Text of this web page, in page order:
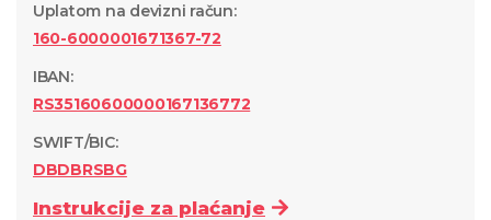
Uplatom na devizni račun:
160-6000001671367-72
IBAN:
RS35160600000167136772
SWIFT/BIC:
DBDBRSBG
Instrukcije za plaćanje